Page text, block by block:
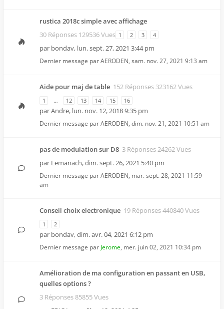
rustica 2018c simple avec affichage
30 Réponses 129536 Vues 1 2 3 4
par bondav, lun. sept. 27, 2021 3:44 pm
Dernier message parAERODEN, sam. nov. 27, 2021 9:13 am
Aide pour maj de table 152 Réponses 323162 Vues
1 … 12 13 14 15 16
parAndre, lun. nov. 12, 2018 9:35 pm
Dernier message parAERODEN, dim. nov. 21, 2021 10:51 am
pas de modulation sur D8 3 Réponses 24262 Vues
par Lemanach,dim. sept. 26, 2021 5:40 pm
Dernier message parAERODEN, mar. sept. 28, 2021 11:59
am
Conseil choix electronique 19 Réponses 440840 Vues
1 2
par bondav,dim. avr. 04, 2021 6:12 pm
Dernier message par Jerome, mer. juin 02, 2021 10:34 pm
Amélioration de ma configuration en passant en USB,
quelles options ?
3 Réponses 85855 Vues